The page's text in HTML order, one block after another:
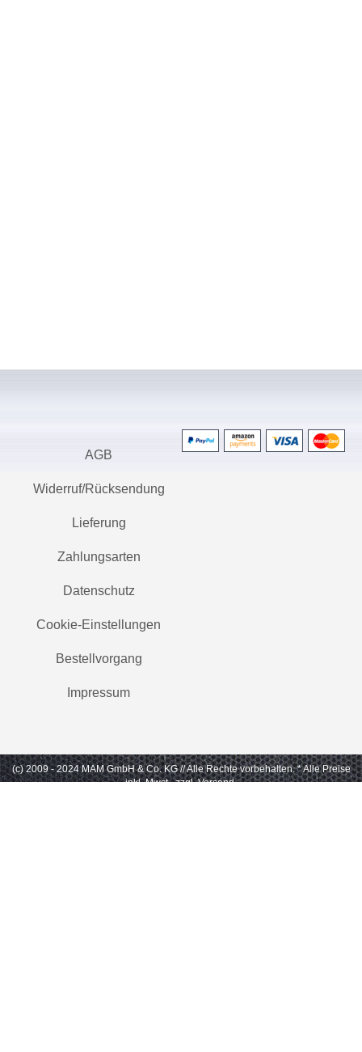
AGB
Widerruf/Rücksendung
Lieferung
Zahlungsarten
Datenschutz
Cookie-Einstellungen
Bestellvorgang
Impressum
(c) 2009 - 2024 MAM GmbH & Co. KG // Alle Rechte vorbehalten. * Alle Preise
inkl. Mwst., zzgl. Versand.